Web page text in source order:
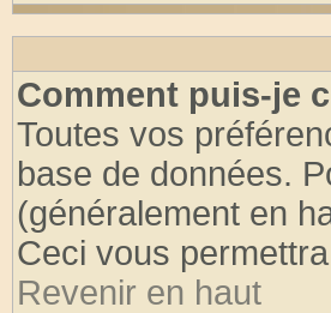
Comment puis-je
Toutes vos
base de données.
(généralement en
Ceci vous
Revenir en haut